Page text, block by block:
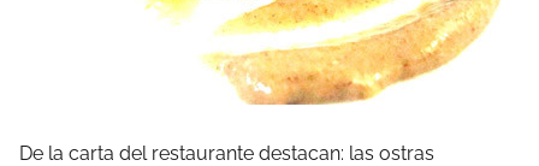
De la carta del restaurante destacan: las ostras